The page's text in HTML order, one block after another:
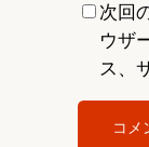
次回
ウザ
ス、